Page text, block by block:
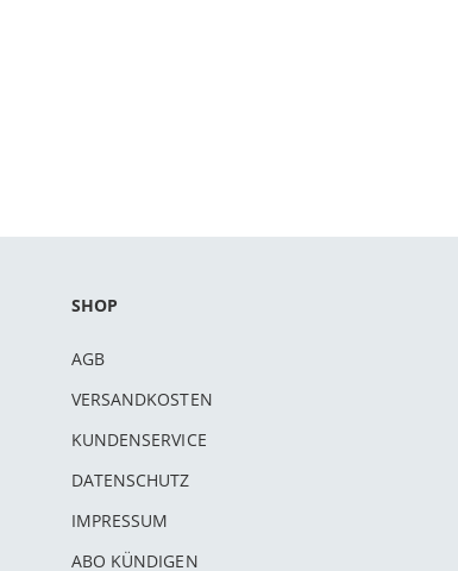
SHOP
AGB
VERSANDKOSTEN
KUNDENSERVICE
DATENSCHUTZ
IMPRESSUM
ABO KÜNDIGEN